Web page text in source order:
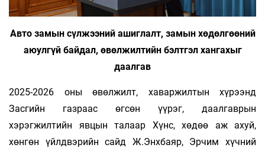
Авто замын сүлжээний ашиглалт, замын хөдөлгөөний
аюулгүй байдал, өвөлжилтийн бэлтгэл хангахыг
даалгав
2025-2026 оны өвөлжилт, хаваржилтын хүрээнд
Засгийн газраас өгсөн үүрэг, даалгаврын
хэрэгжилтийн явцын талаар Хүнс, хөдөө аж ахуй,
хөнгөн үйлдвэрийн сайд Ж.Энхбаяр, Эрчим хүчний